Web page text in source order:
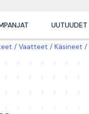
UUTUUDET
Vaatteet Käsineet